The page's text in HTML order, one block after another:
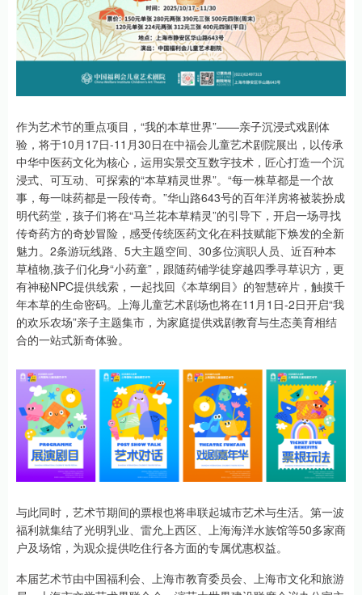
作为艺术节的重点项目，“我的本草世界”——亲子沉浸式戏剧体
验，将于10月17日-11月30日在中福会儿童艺术剧院展出，以传承
中华中医药文化为核心，运用实景交互数字技术，匠心打造一个沉
浸式、可互动、可探索的“本草精灵世界”。“每一株草都是一个故
事，每一味药都是一段传奇。”华山路643号的百年洋房将被装扮成
明代药堂，孩子们将在“马兰花本草精灵”的引导下，开启一场寻找
传奇药方的奇妙冒险，感受传统医药文化在科技赋能下焕发的全新
魅力。2条游玩线路、5大主题空间、30多位演职人员、近百种本
草植物,孩子们化身“小药童”，跟随药铺学徒穿越四季寻草识方，更
有神秘NPC提供线索，一起找回《本草纲目》的智慧碎片，触摸千
年本草的生命密码。上海儿童艺术剧场也将在11月1日-2日开启“我
的欢乐农场”亲子主题集市，为家庭提供戏剧教育与生态美育相结
合的一站式新奇体验。
与此同时，艺术节期间的票根也将串联起城市艺术与生活。第一波
福利就集结了光明乳业、雷允上西区、上海海洋水族馆等50多家商
户及场馆，为观众提供吃住行各方面的专属优惠权益。
本届艺术节由中国福利会、上海市教育委员会、上海市文化和旅游